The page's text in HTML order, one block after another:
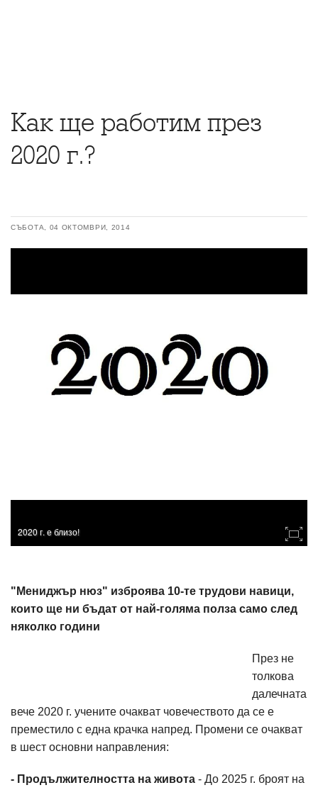
Как ще работим през
2020 г.?
СЪБОТА, 04 ОКТОМВРИ, 2014
2020 г. е близо!
"Мениджър нюз" изброява 10-те трудови навици,
които ще ни бъдат от най-голяма полза само след
няколко години
През не
толкова
далечната
вече 2020 г. учените очакват човечеството да се е
преместило с една крачка напред. Промени се очакват
в шест основни направления:
- Продължителността на живота - До 2025 г. броят на